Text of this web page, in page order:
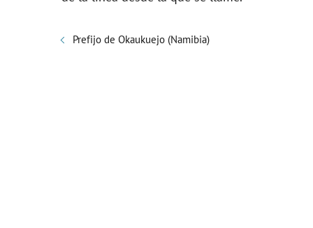
Prefijo de Okaukuejo (Namibia)